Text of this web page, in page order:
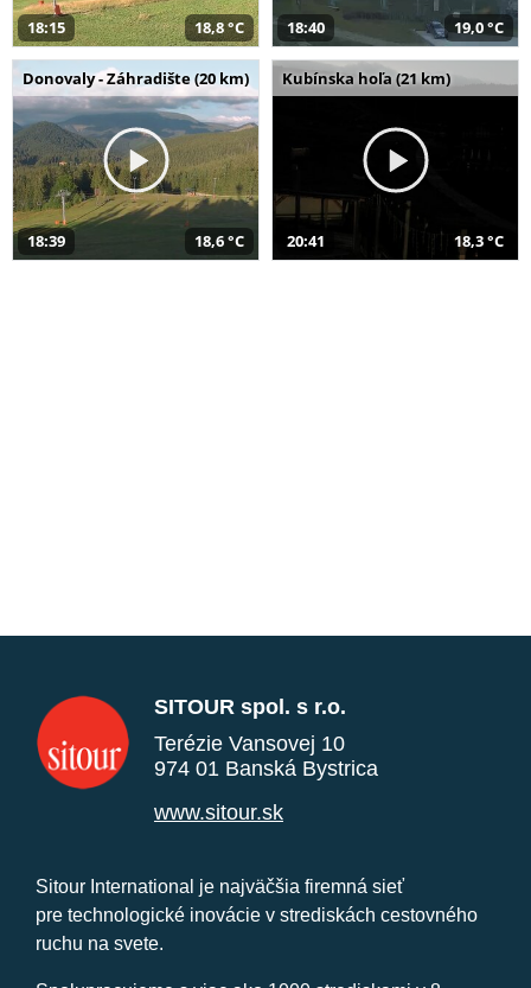
18:15 18,8 °C 18:40 19,0 °C
Donovaly - Záhradište (20 km)
18:39 18,6 °C
Kubínska hoľa (21 km)
20:41 18,3 °C
SITOUR spol. s r.o.
Terézie Vansovej 10
974 01 Banská Bystrica
www.sitour.sk
Sitour International je najväčšia firemná sieť
pre technologické inovácie v strediskách cestovného
ruchu na svete.